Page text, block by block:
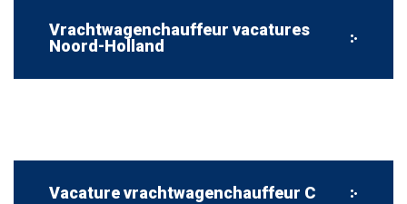
Vrachtwagenchauffeur vacatures
Noord-Holland
Vacature vrachtwagenchauffeur C